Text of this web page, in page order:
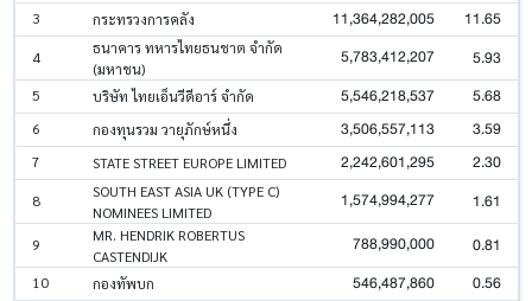
3 กระทรวงการคลัง 11,364,282,005 11.65
4
ธนาคาร ทหารไทยธนชาต จำกัด
(มหาชน)
5,783,412,207 5.93
5 บริษัท ไทยเอ็นวีดีอาร์ จำกัด 5,546,218,537 5.68
6 กองทุนรวม วายุภักษ์หนึ่ง 3,506,557,113 3.59
7 STATE STREET EUROPE LIMITED 2,242,601,295 2.30
8
SOUTH EAST ASIA UK (TYPE C)
NOMINEES LIMITED
1,574,994,277 1.61
9
MR. HENDRIK ROBERTUS
CASTENDIJK
788,990,000 0.81
10 กองทัพบก 546,487,860 0.56